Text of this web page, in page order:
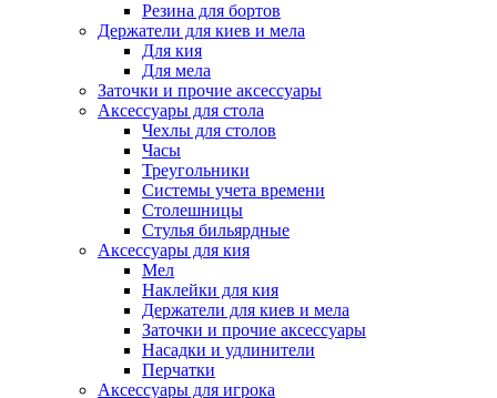
Резина для бортов
Держатели для киев и мела
Для кия
Для мела
Заточки и прочие аксессуары
Аксессуары для стола
Чехлы для столов
Часы
Треугольники
Системы учета времени
Столешницы
Стулья бильярдные
Аксессуары для кия
Мел
Наклейки для кия
Держатели для киев и мела
Заточки и прочие аксессуары
Насадки и удлинители
Перчатки
Аксессуары для игрока